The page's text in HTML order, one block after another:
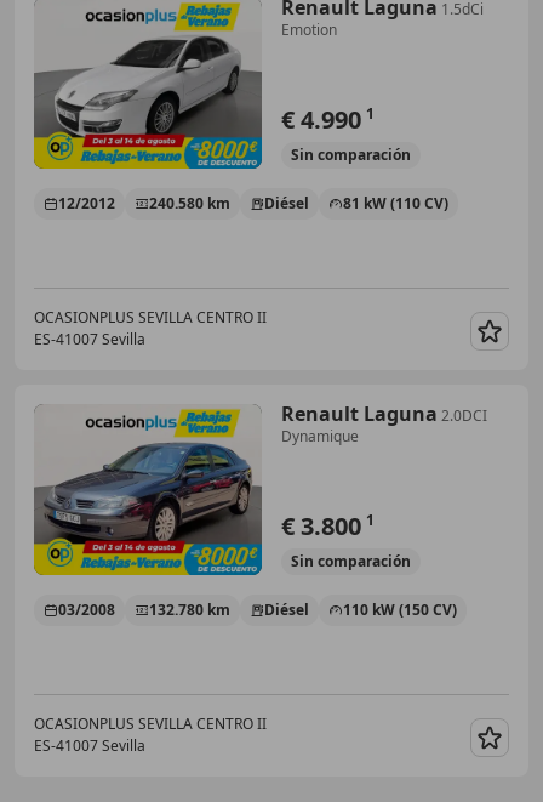
Renault Laguna 1.5dCi
Emotion
€ 4.990 1
Sin comparación
12/2012 240.580 km Diésel 81 kW (110 CV)
OCASIONPLUS SEVILLA CENTRO II
ES-41007 Sevilla
Renault Laguna 2.0DCI
Dynamique
€ 3.800 1
Sin comparación
03/2008 132.780 km Diésel 110 kW (150 CV)
OCASIONPLUS SEVILLA CENTRO II
ES-41007 Sevilla